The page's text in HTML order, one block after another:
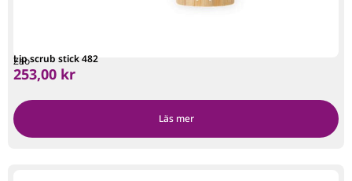
Zao
Lip scrub stick 482
253,00 kr
Läs mer